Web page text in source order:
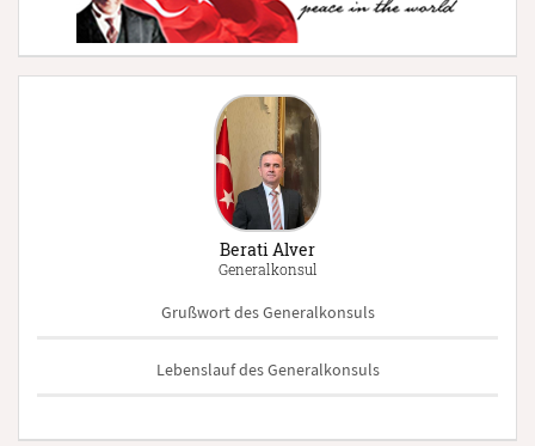
Berati Alver
Generalkonsul
Grußwort des Generalkonsuls
Lebenslauf des Generalkonsuls